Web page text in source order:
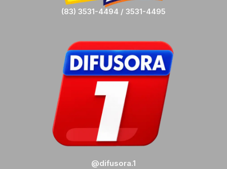
(83) 3531-4494 / 3531-4495
@difusora.1